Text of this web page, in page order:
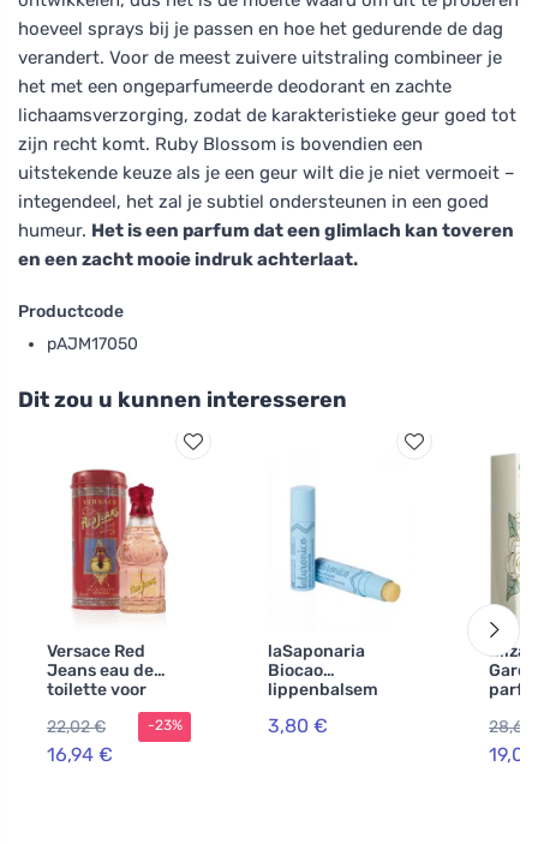
hoeveel sprays bij je passen en hoe het gedurende de dag
verandert. Voor de meest zuivere uitstraling combineer je
het met een ongeparfumeerde deodorant en zachte
lichaamsverzorging, zodat de karakteristieke geur goed tot
zijn recht komt. Ruby Blossom is bovendien een
uitstekende keuze als je een geur wilt die je niet vermoeit –
integendeel, het zal je subtiel ondersteunen in een goed
humeur. Het is een parfum dat een glimlach kan toveren
en een zacht mooie indruk achterlaat.
Productcode
pAJM17050
Dit zou u kunnen interesseren
Versace Red
Jeans eau de
toilette voor
dames 75 ml
22,02 €
16,94 €
-23%
laSaponaria
Biocao
lippenbalsem
hyaluronzuur BIO
3,80 €
28,65